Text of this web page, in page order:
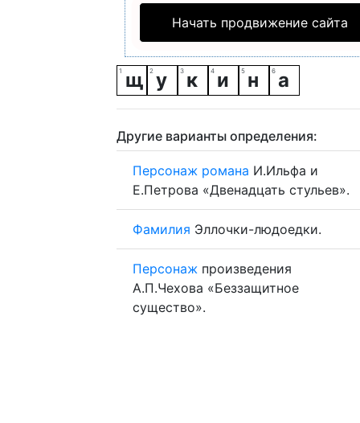
Начать продвижение сайта
щ у к и н а
Другие варианты определения:
Персонаж романа И.Ильфа и
Е.Петрова «Двенадцать стульев».
Фамилия Эллочки-людоедки.
Персонаж произведения
А.П.Чехова «Беззащитное
существо».